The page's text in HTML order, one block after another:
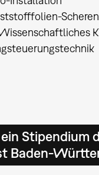
Stipendium
Baden-